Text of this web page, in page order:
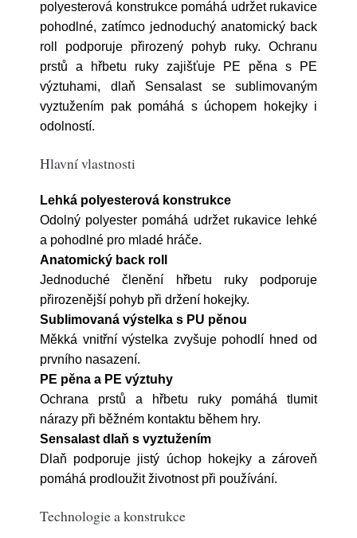
polyesterová konstrukce pomáhá udržet rukavice
pohodlné, zatímco jednoduchý anatomický back
roll podporuje přirozený pohyb ruky. Ochranu
prstů a hřbetu ruky zajišťuje PE pěna s PE
výztuhami, dlaň Sensalast se sublimovaným
vyztužením pak pomáhá s úchopem hokejky i
odolností.
Hlavní vlastnosti
Lehká polyesterová konstrukce
Odolný polyester pomáhá udržet rukavice lehké
a pohodlné pro mladé hráče.
Anatomický back roll
Jednoduché členění hřbetu ruky podporuje
přirozenější pohyb při držení hokejky.
Sublimovaná výstelka s PU pěnou
Měkká vnitřní výstelka zvyšuje pohodlí hned od
prvního nasazení.
PE pěna a PE výztuhy
Ochrana prstů a hřbetu ruky pomáhá tlumit
nárazy při běžném kontaktu během hry.
Sensalast dlaň s vyztužením
Dlaň podporuje jistý úchop hokejky a zároveň
pomáhá prodloužit životnost při používání.
Technologie a konstrukce